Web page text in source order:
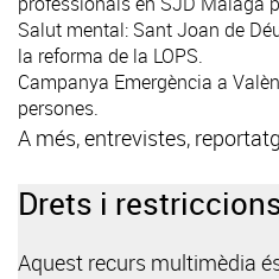
Salut mental: Sant Joan de
la reforma de la LOPS.
Campanya Emergència a
persones.
A més, entrevistes,
Drets i
Aquest recurs multimèdia